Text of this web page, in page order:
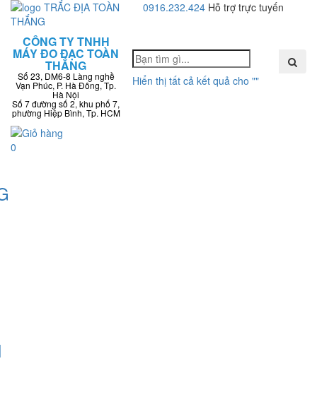
CÔNG TY TNHH
MÁY ĐO ĐẠC TOÀN
THẮNG
Số 23, DM6-8 Làng nghề
Vạn Phúc, P. Hà Đông, Tp.
Hà Nội
Số 7 đường số 2, khu phố 7,
phường Hiệp Bình, Tp. HCM
0916.232.424 Hỗ trợ trực tuyến
Hiển thị tất cả kết quả cho ""
0